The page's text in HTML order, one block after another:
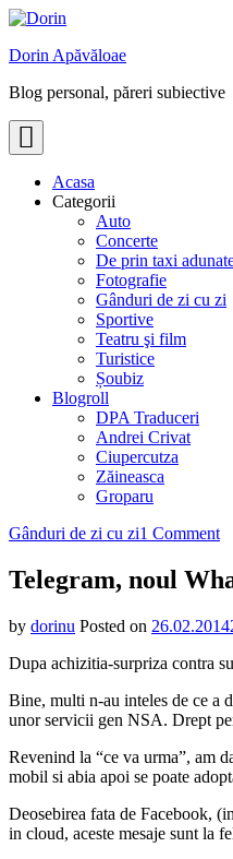
Skip
content
Dorin Apăvăloae
Blog personal, păreri subiective
Acasa
Categorii
Auto
Concerte
De prin taxi
Fotografie
Gânduri de zi cu zi
Sportive
Teatru şi film
Turistice
Șoubiz
Blogroll
DPA Traduceri
Andrei Crivat
Ciupercutza
Zăineasca
Groparu
Gânduri de zi cu zi1 Commenton
Telegram, noul
by dorinu Posted on 26.02.2014
Dupa achizitia-surpriza contra
Bine, multi n-au inteles de ce a
unor servicii gen NSA. Drept
Revenind la “ce va urma”, am
mobil si abia apoi se poate
Deosebirea fata de Facebook,
in cloud, aceste mesaje sunt la